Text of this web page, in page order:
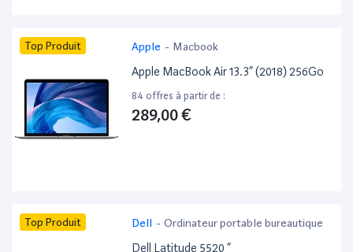
Top Produit Apple - Macbook
Apple MacBook Air 13.3” (2018) 256Go
84 offres à partir de :
289,00 €
Top Produit Dell - Ordinateur portable bureautique
Dell Latitude 5520 ”